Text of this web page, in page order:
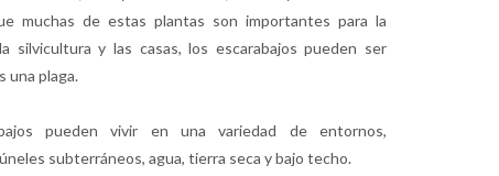
muchas de estas plantas son importantes para la
silvicultura y las casas, los escarabajos pueden ser
una plaga.
pueden vivir en una variedad de entornos,
subterráneos, agua, tierra seca y bajo techo.